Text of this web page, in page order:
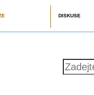
DISKUSE